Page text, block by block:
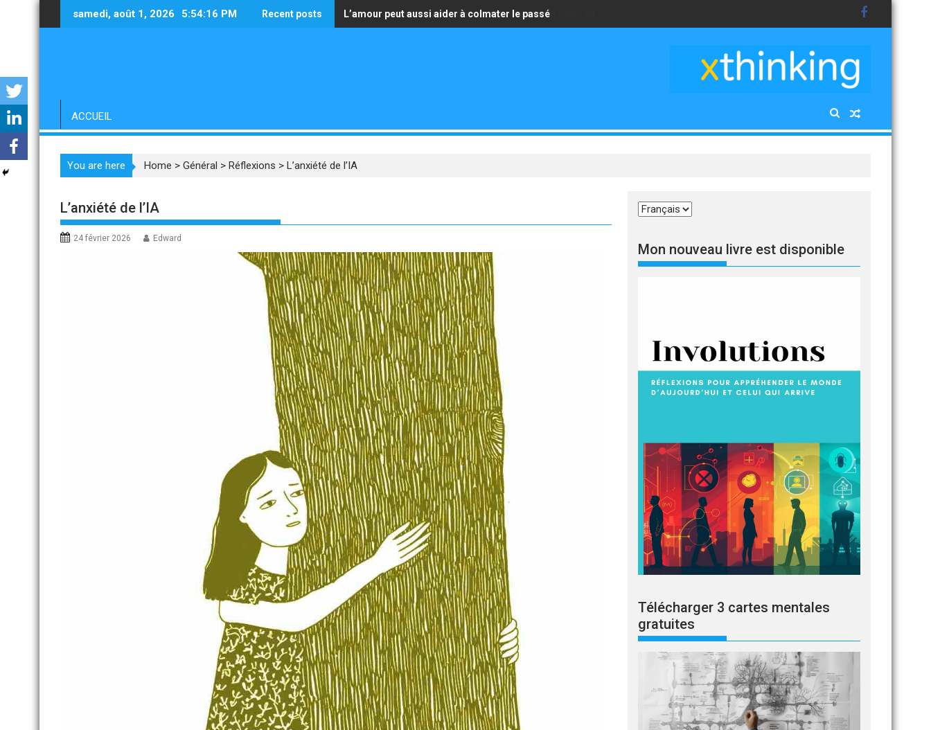
samedi, août 1, 2026 5:54:17 PM Recent posts L’amour peut aussi aider à colmater le passé
La seule richesse qui vaille est celle d’avoir un cœur pur
ACCUEIL
You are here Home > Général > Réflexions > L’anxiété de l’IA
L’anxiété de l’IA
24 février 2026 Edward
Choisir
langue
Mon nouveau livre est disponible
Télécharger 3 cartes mentales
gratuites